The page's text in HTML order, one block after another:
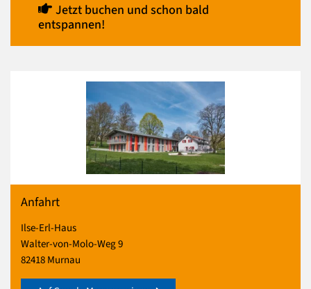
Jetzt buchen und schon bald
entspannen!
Anfahrt
Ilse-Erl-Haus
Walter-von-Molo-Weg 9
82418 Murnau